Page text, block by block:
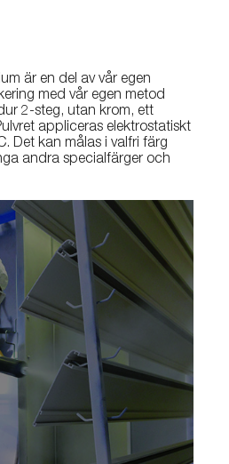
är en del av vår egen
med vår egen metod
2-steg, utan krom, ett
appliceras elektrostatiskt
Det kan målas i valfri färg
andra specialfärger och